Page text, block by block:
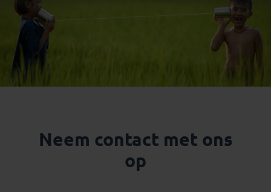
Neem contact met ons
op